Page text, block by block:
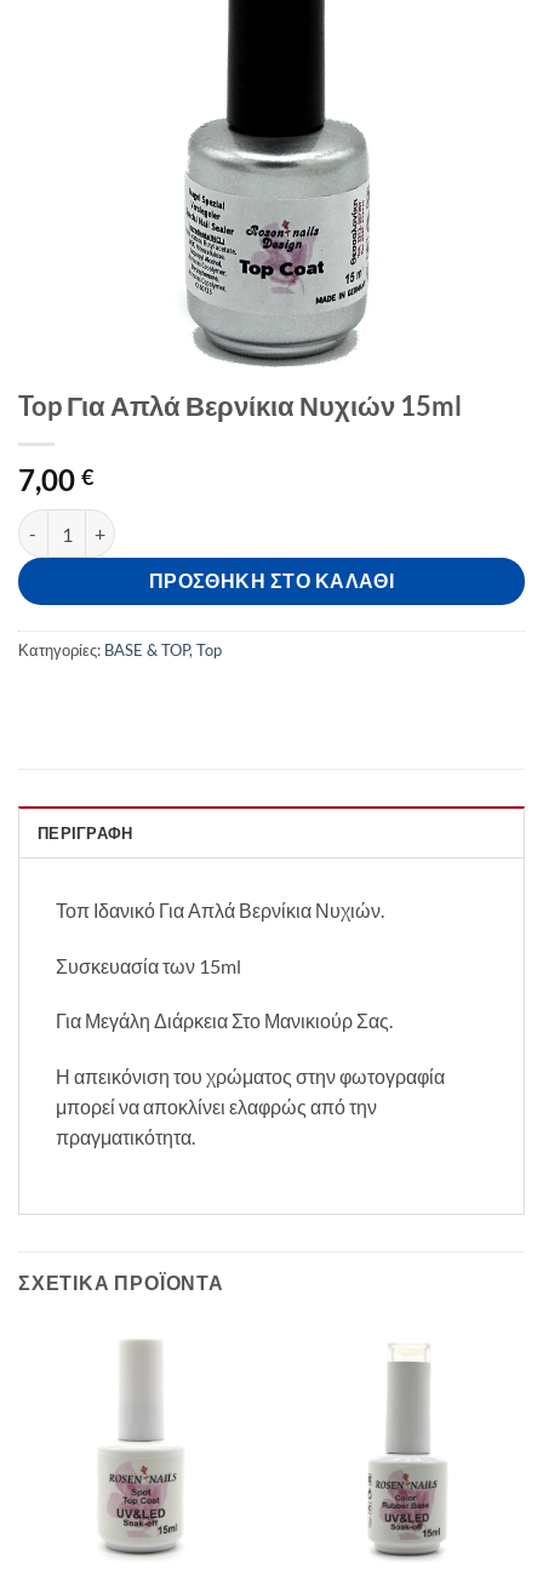
Top Για Απλά Βερνίκια Νυχιών 15ml
7,00 €
Top Για Απλά Βερνίκια Νυχιών 15ml ποσότητα
ΠΡΟΣΘΉΚΗ ΣΤΟ ΚΑΛΆΘΙ
Κατηγορίες: BASE & TOP, Top
ΠΕΡΙΓΡΑΦΉ
Τοπ Ιδανικό Για Απλά Βερνίκια Νυχιών.
Συσκευασία των 15ml
Για Μεγάλη Διάρκεια Στο Μανικιούρ Σας.
Η απεικόνιση του χρώματος στην φωτογραφία
μπορεί να αποκλίνει ελαφρώς από την
πραγματικότητα.
ΣΧΕΤΙΚΆ ΠΡΟΪΌΝΤΑ